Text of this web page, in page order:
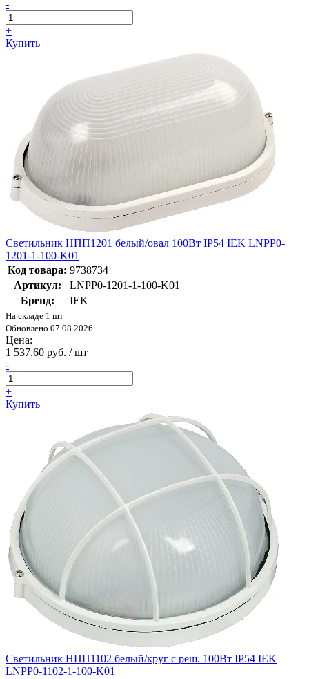
-
+
Купить
Светильник НПП1201 белый/овал 100Вт IP54 IEK LNPP0-
1201-1-100-K01
Код товара: 9738734
Артикул:
LNPP0-1201-1-100-K01
Бренд:
IEK
На складе 1 шт
Обновлено 07.08.2026
Цена:
1 537.60 руб. / шт
-
+
Купить
Светильник НПП1102 белый/круг с реш. 100Вт IP54 IEK
LNPP0-1102-1-100-K01